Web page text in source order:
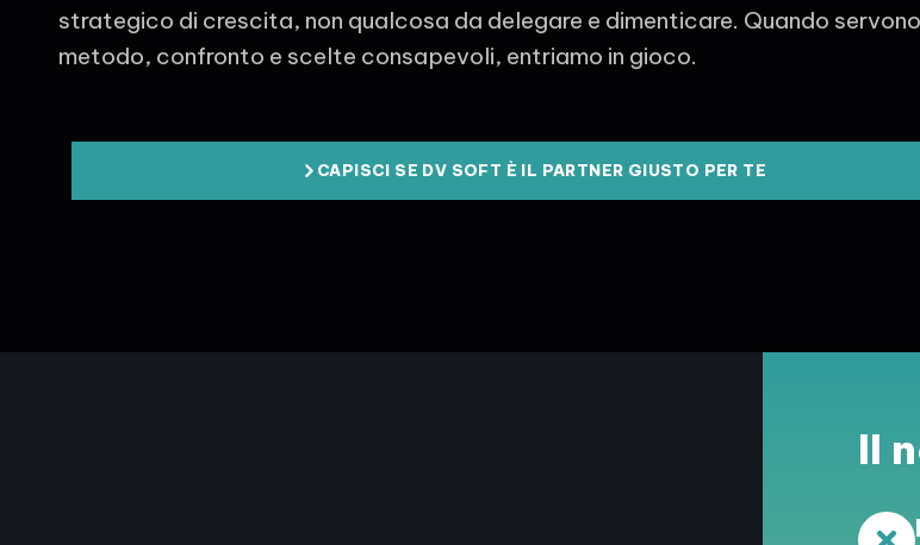
strategico di crescita, non qualcosa da delegare e dimenticare. Quando servono
metodo, confronto e scelte consapevoli, entriamo in gioco.
CAPISCI SE DV SOFT È IL PARTNER GIUSTO PER TE
Il